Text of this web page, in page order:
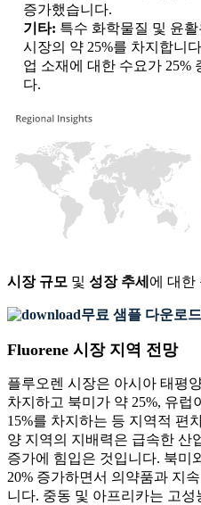
증가했습니다.
기타: 특수 화학물질 및 윤
시장의 약 25%를 차지합니
업 소재에 대한 수요가 25%
다.
시장 규모 및 성장 추세 에 대한
무료 샘플 다운로드
Fluorene 시장 지역 전망
플루오렌 시장은 아시아 태평
차지하고 북미가 약 25%, 유럽
15%를 차지하는 등 지역적 편
양 지역의 지배력은 급속한 산
증가에 힘입은 것입니다. 북미
20% 증가하면서 의약품과 지
니다. 중동 및 아프리카는 고성